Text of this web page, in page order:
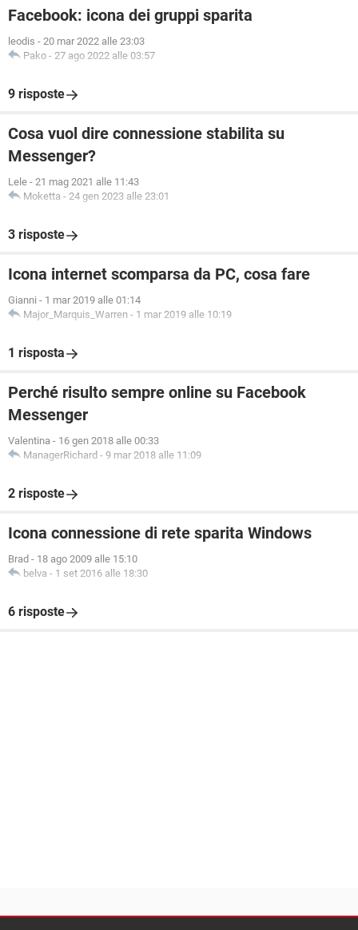
Facebook: icona dei gruppi sparita
leodis - 20 mar 2022 alle 23:03
Pako - 27 ago 2022 alle 03:57
9 risposte
Cosa vuol dire connessione stabilita su
Messenger?
Lele - 21 mag 2021 alle 11:43
Moketta - 24 gen 2023 alle 23:01
3 risposte
Icona internet scomparsa da PC, cosa fare
Gianni - 1 mar 2019 alle 01:14
Major_Marquis_Warren - 1 mar 2019 alle 10:19
1 risposta
Perché risulto sempre online su Facebook
Messenger
Valentina - 16 gen 2018 alle 00:33
ManagerRichard - 9 mar 2018 alle 11:09
2 risposte
Icona connessione di rete sparita Windows
Brad - 18 ago 2009 alle 15:10
belva - 1 set 2016 alle 18:30
6 risposte